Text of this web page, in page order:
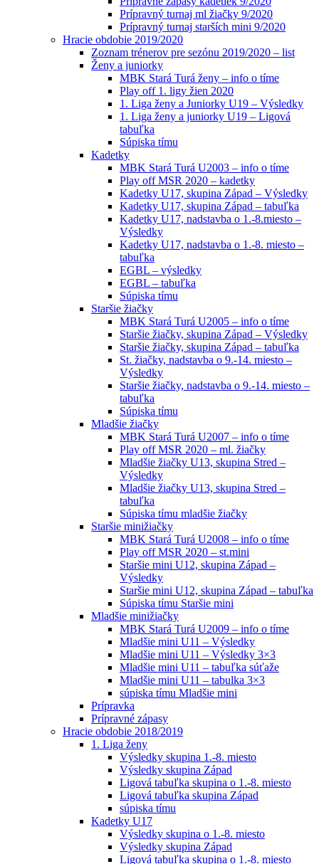
Prípravný turnaj ml žiačky 9/2020
Prípravný turnaj starších mini 9/2020
Hracie obdobie 2019/2020
Zoznam trénerov pre sezónu 2019/2020 – list
Ženy a juniorky
MBK Stará Turá ženy – info o tíme
Play off 1. ligy žien 2020
1. Liga ženy a Juniorky U19 – Výsledky
1. Liga ženy a juniorky U19 – Ligová
tabuľka
Súpiska tímu
Kadetky
MBK Stará Turá U2003 – info o tíme
Play off MSR 2020 – kadetky
Kadetky U17, skupina Západ – Výsledky
Kadetky U17, skupina Západ – tabuľka
Kadetky U17, nadstavba o 1.-8.miesto –
Výsledky
Kadetky U17, nadstavba o 1.-8. miesto –
tabuľka
EGBL – výsledky
EGBL – tabuľka
Súpiska tímu
Staršie žiačky
MBK Stará Turá U2005 – info o tíme
Staršie žiačky, skupina Západ – Výsledky
Staršie žiačky, skupina Západ – tabuľka
St. žiačky, nadstavba o 9.-14. miesto –
Výsledky
Staršie žiačky, nadstavba o 9.-14. miesto –
tabuľka
Súpiska tímu
Mladšie žiačky
MBK Stará Turá U2007 – info o tíme
Play off MSR 2020 – ml. žiačky
Mladšie žiačky U13, skupina Stred –
Výsledky
Mladšie žiačky U13, skupina Stred –
tabuľka
Súpiska tímu mladšie žiačky
Staršie minižiačky
MBK Stará Turá U2008 – info o tíme
Play off MSR 2020 – st.mini
Staršie mini U12, skupina Západ –
Výsledky
Staršie mini U12, skupina Západ – tabuľka
Súpiska tímu Staršie mini
Mladšie minižiačky
MBK Stará Turá U2009 – info o tíme
Mladšie mini U11 – Výsledky
Mladšie mini U11 – Výsledky 3×3
Mladšie mini U11 – tabuľka súťaže
Mladšie mini U11 – tabulka 3×3
súpiska tímu Mladšie mini
Prípravka
Prípravné zápasy
Hracie obdobie 2018/2019
1. Liga ženy
Výsledky skupina 1.-8. miesto
Výsledky skupina Západ
Ligová tabuľka skupina o 1.-8. miesto
Ligová tabuľka skupina Západ
súpiska tímu
Kadetky U17
Výsledky skupina o 1.-8. miesto
Výsledky skupina Západ
Ligová tabuľka skupina o 1.-8. miesto